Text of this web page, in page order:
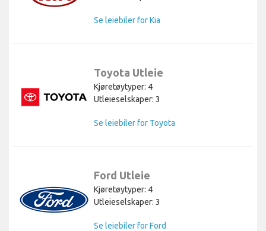
Se leiebiler for Kia
Toyota Utleie
Kjøretøytyper: 4
Utleieselskaper: 3
Se leiebiler for Toyota
Ford Utleie
Kjøretøytyper: 4
Utleieselskaper: 3
Se leiebiler for Ford